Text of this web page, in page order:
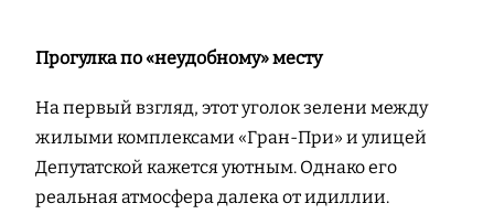
Прогулка по «неудобному» месту
На первый взгляд, этот уголок зелени между
жилыми комплексами «Гран-При» и улицей
Депутатской кажется уютным. Однако его
реальная атмосфера далека от идиллии.